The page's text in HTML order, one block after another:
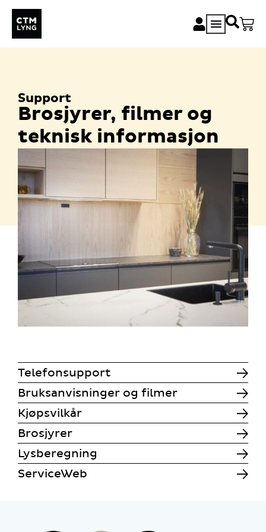
Support
Brosjyrer, filmer og
teknisk informasjon
Telefonsupport
Bruksanvisninger og filmer
Kjøpsvilkår
Brosjyrer
Lysberegning
ServiceWeb